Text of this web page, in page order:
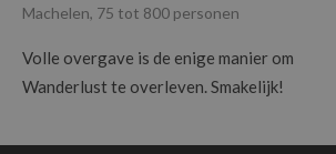
Machelen, 75 tot 800 personen
Volle overgave is de enige manier om
Wanderlust te overleven. Smakelijk!